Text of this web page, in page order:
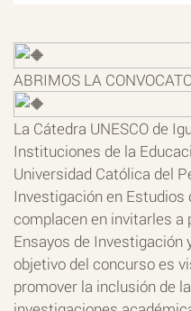
ABRIMOS LA
La Cátedra UNESCO de
Instituciones de la
Universidad Católica del
Investigación en Estudios
complacen en invitarles a
Ensayos de Investigación
objetivo del concurso es
promover la inclusión de